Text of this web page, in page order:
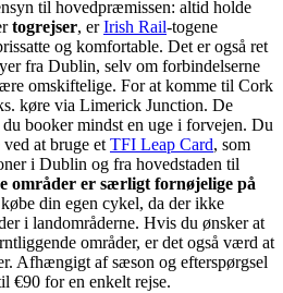
til hovedpræmissen: altid holde
togrejser, erIrish Rail-togene
og komfortable. Det er også ret
fra Dublin, selv om forbindelserne
omskiftelige. For at komme til Cork
køre via Limerick Junction. De
booker mindst en uge i forvejen. Du
at bruge et TFI Leap Card, som
i Dublin og fra hovedstaden til
områder er særligt fornøjelige på
din egen cykel, da der ikke
i landområderne. Hvis du ønsker at
områder, er det også værd at
Afhængigt af sæson og efterspørgsel
€90 for en enkelt rejse.